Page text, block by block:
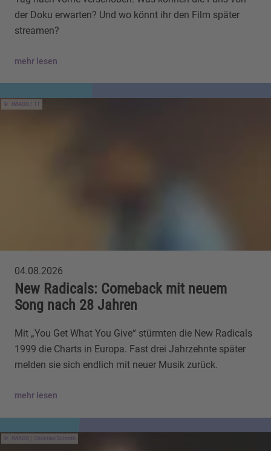
der Doku erwarten? Und wo könnt ihr den Film später
streamen?
mehr lesen
IMAGO / TT
04.08.2026
New Radicals: Comeback mit neuem
Song nach 28 Jahren
Mit „You Get What You Give“ stürmten die New Radicals
1999 die Charts in Europa. Fast drei Jahrzehnte später
melden sie sich endlich mit neuer Musik zurück.
mehr lesen
IMAGO / Christian Schroth